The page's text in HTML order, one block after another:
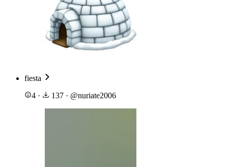
fiesta
4 · 137 · @nuriate2006